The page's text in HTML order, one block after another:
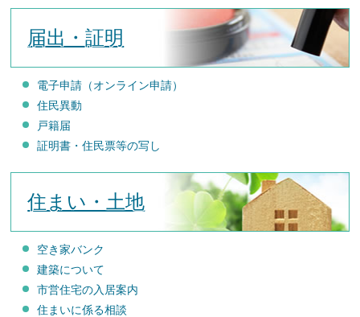
届出・証明
電子申請（オンライン申請）
住民異動
戸籍届
証明書・住民票等の写し
住まい・土地
空き家バンク
建築について
市営住宅の入居案内
住まいに係る相談